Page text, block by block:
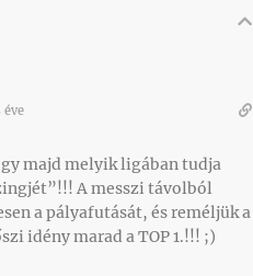
éve
majd melyik ligában tudja
A messzi távolból
a pályafutását, és reméljük a
idény marad a TOP 1.!!! ;)